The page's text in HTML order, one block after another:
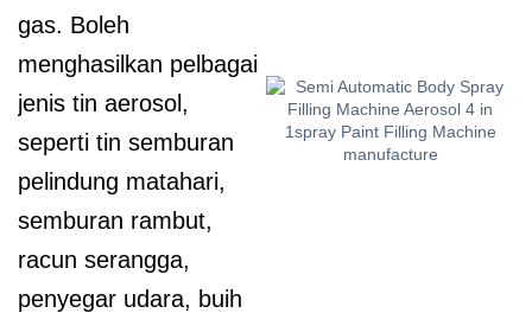
gas. Boleh
menghasilkan pelbagai
jenis tin aerosol,
seperti tin semburan
pelindung matahari,
semburan rambut,
racun serangga,
penyegar udara, buih